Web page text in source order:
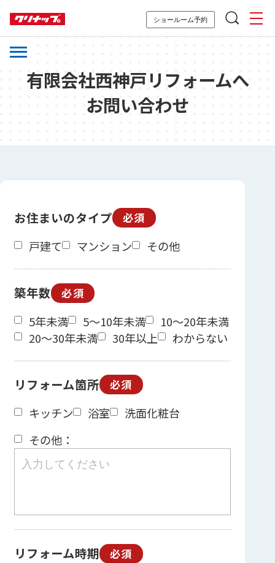
ショールーム予約
有限会社西神戸リフォームへ
お問い合わせ
お住まいのタイプ 必須
戸建て マンション その他
築年数 必須
5年未満 5～10年未満
10～20年未満
20～30年未満
30年以上 わからない
リフォーム箇所 必須
キッチン 浴室
洗面化粧台
その他：
リフォーム時期 必須